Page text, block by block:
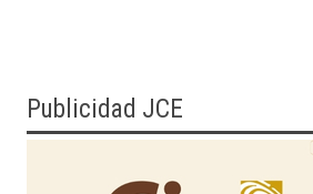
Publicidad JCE